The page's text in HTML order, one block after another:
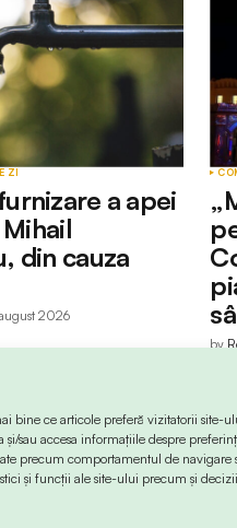
bine ce articole preferă vizitatorii site-
și/sau accesa informațiile despre
precum comportamentul de
și funcții ale site-ului precum și
ZI
a apei
din cauza
2026
by